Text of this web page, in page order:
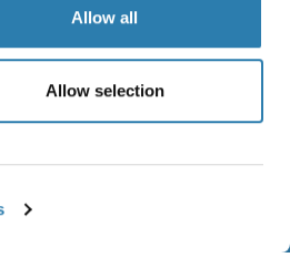
Allow all
Allow selection
163 153
163 155
Inc.
Sauvegarder / Partager